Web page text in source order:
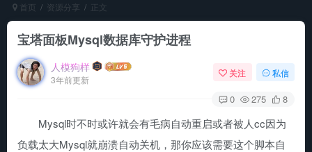
首页 资源分享 正文
宝塔面板Mysql数据库守护进程
人模狗样
3年前更新
关注 私信
0 275 8
Mysql时不时或许就会有毛病自动重启或者被人cc因为
负载太大Mysql就崩溃自动关机，那你应该需要这个脚本自